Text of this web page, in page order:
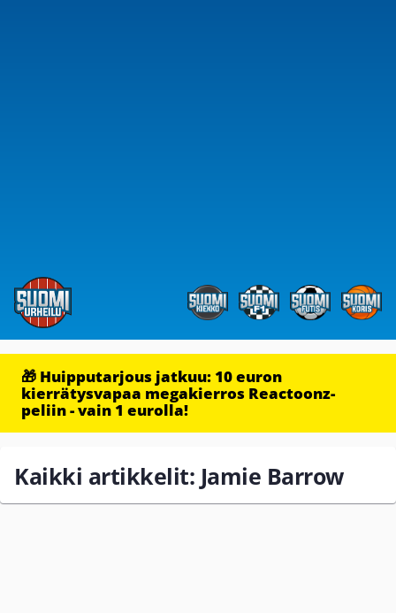
🎁 Huipputarjous jatkuu: 10 euron
kierrätysvapaa megakierros Reactoonz-
peliin - vain 1 eurolla!
Kaikki artikkelit: Jamie Barrow